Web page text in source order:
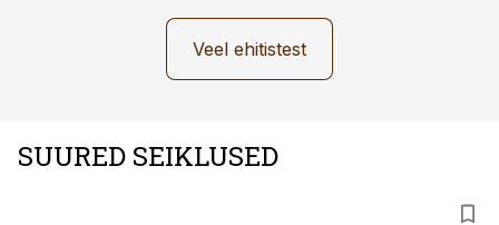
Veel ehitistest
SUURED SEIKLUSED